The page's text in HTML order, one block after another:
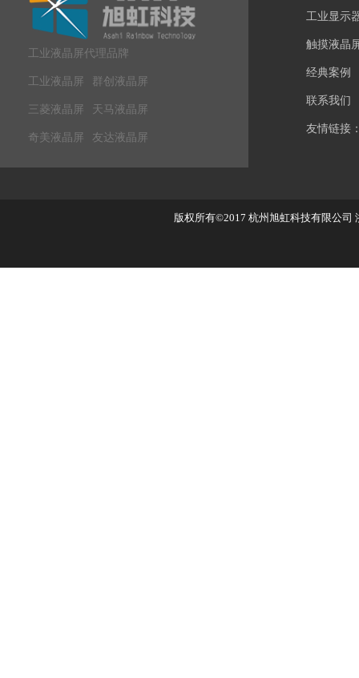
工业液晶屏代理品牌
工业液晶屏 群创液晶屏
三菱液晶屏 天马液晶屏
奇美液晶屏 友达液晶屏
工业显示
触摸液晶
经典案例
联系我们
友情链接
版权所有©2017 杭州旭虹科技有限公司